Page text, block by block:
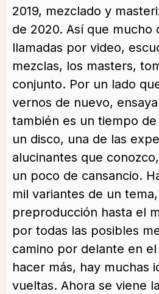
2019, mezclado y
de 2020. Así que mucho
llamadas por video,
mezclas, los masters,
conjunto. Por un lado
vernos de nuevo,
también es un tiempo
un disco, una de las
alucinantes que
un poco de cansancio.
mil variantes de un
preproducción hasta el
por todas las posibles
camino por delante en
hacer más, hay muchas
vueltas. Ahora se viene